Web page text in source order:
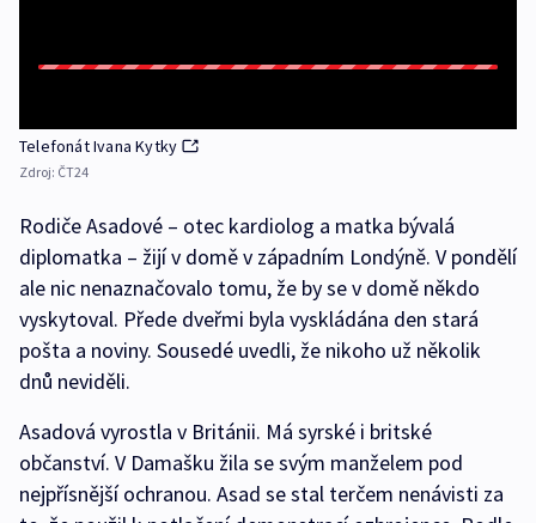
Telefonát Ivana Kytky
Zdroj: ČT24
Rodiče Asadové – otec kardiolog a matka bývalá
diplomatka – žijí v domě v západním Londýně. V pondělí
ale nic nenaznačovalo tomu, že by se v domě někdo
vyskytoval. Přede dveřmi byla vyskládána den stará
pošta a noviny. Sousedé uvedli, že nikoho už několik
dnů neviděli.
Asadová vyrostla v Británii. Má syrské i britské
občanství. V Damašku žila se svým manželem pod
nejpřísnější ochranou. Asad se stal terčem nenávisti za